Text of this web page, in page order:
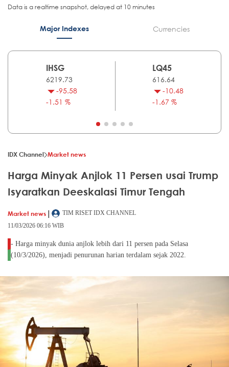
Data is a realtime snapshot, delayed at 10 minutes
Major Indexes Currencies
IHSG
6219.73
-95.58
-1.51 %
LQ45
616.64
-10.48
-1.67 %
IDX Channel Market news
Harga Minyak Anjlok 11 Persen usai Trump
Isyaratkan Deeskalasi Timur Tengah
Market news |
TIM RISET IDX CHANNEL
11/03/2026 06:16 WIB
- Harga minyak dunia anjlok lebih dari 11 persen pada Selasa
(10/3/2026), menjadi penurunan harian terdalam sejak 2022.